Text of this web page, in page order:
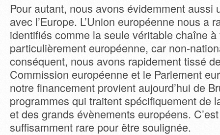
Pour autant, nous avons évidemment aussi
avec l’Europe. L’Union européenne nous a
identifiés comme la seule véritable chaîne
particulièrement européenne, car non-
conséquent, nous avons rapidement tissé
Commission européenne et le Parlement
notre financement provient aujourd’hui de
programmes qui traitent spécifiquement de
et des grands évènements européens.
suffisamment rare pour être soulignée.